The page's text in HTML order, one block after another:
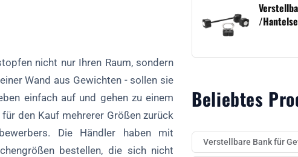
nicht nur Ihren Raum, sondern
Wand aus Gewichten - sollen sie
einfach auf und gehen zu einem
den Kauf mehrerer Größen zurück
Die Händler haben mit
bestellen, die sich nicht
/
Beliebtes
Verstellbare Bank für